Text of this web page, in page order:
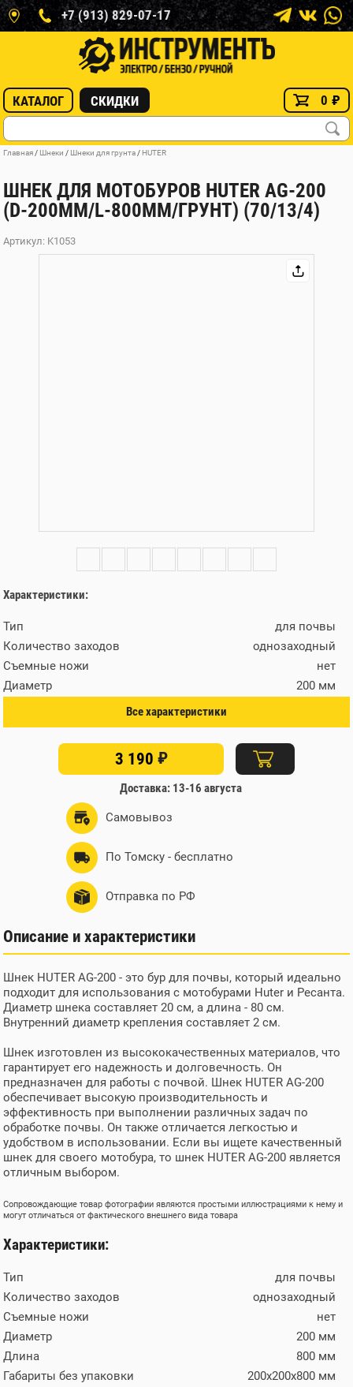
+7 (913) 829-07-17
КАТАЛОГ СКИДКИ 0 ₽
Главная / Шнеки / Шнеки для грунта / HUTER
ШНЕК ДЛЯ МОТОБУРОВ HUTER AG-200
(D-200ММ/L-800ММ/ГРУНТ) (70/13/4)
Артикул: K1053
Характеристики:
Тип
для почвы
Количество заходов
однозаходный
Съемные ножи
нет
Диаметр
200 мм
Габариты без упаковки
200х200х800 мм
Все характеристики
3 190 ₽
Доставка: 13-16 августа
Самовывоз
По Томску - бесплатно
Отправка по РФ
Описание и характеристики
Шнек HUTER AG-200 - это бур для почвы, который идеально
подходит для использования с мотобурами Huter и Ресанта.
Диаметр шнека составляет 20 см, а длина - 80 см.
Внутренний диаметр крепления составляет 2 см.
Шнек изготовлен из высококачественных материалов, что
гарантирует его надежность и долговечность. Он
предназначен для работы с почвой. Шнек HUTER AG-200
обеспечивает высокую производительность и
эффективность при выполнении различных задач по
обработке почвы. Он также отличается легкостью и
удобством в использовании. Если вы ищете качественный
шнек для своего мотобура, то шнек HUTER AG-200 является
отличным выбором.
Сопровождающие товар фотографии являются простыми иллюстрациями к нему и
могут отличаться от фактического внешнего вида товара
Характеристики:
Тип
для почвы
Количество заходов
однозаходный
Съемные ножи
нет
Диаметр
200 мм
Длина
800 мм
Габариты без упаковки
200х200х800 мм